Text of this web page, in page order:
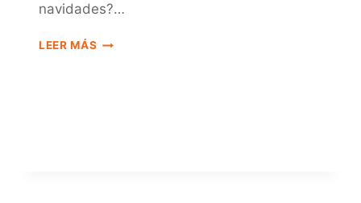
navidades?…
LEER MÁS NATUREXPERIENCE